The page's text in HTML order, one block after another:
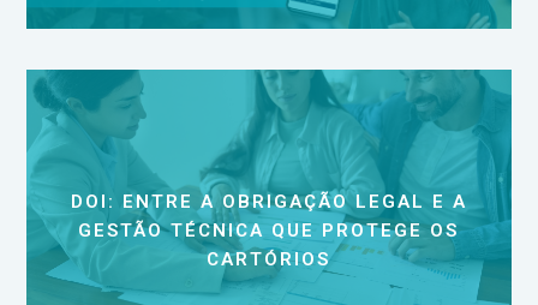
DOI: ENTRE A OBRIGAÇÃO LEGAL E A
GESTÃO TÉCNICA QUE PROTEGE OS
CARTÓRIOS